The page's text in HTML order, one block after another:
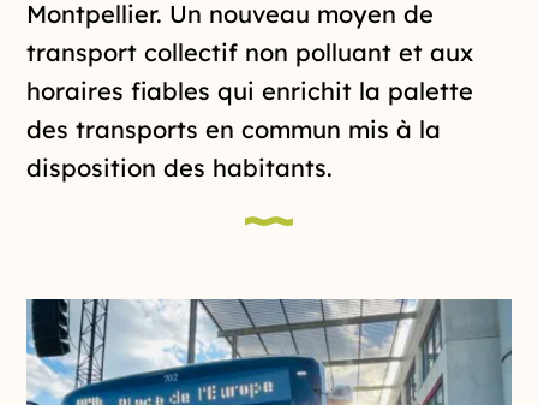
Montpellier. Un nouveau moyen de
transport collectif non polluant et aux
horaires fiables qui enrichit la palette
des transports en commun mis à la
disposition des habitants.